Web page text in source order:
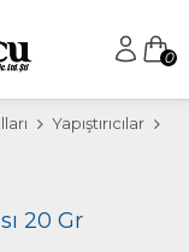
0
Yapıştırıcılar
20 Gr